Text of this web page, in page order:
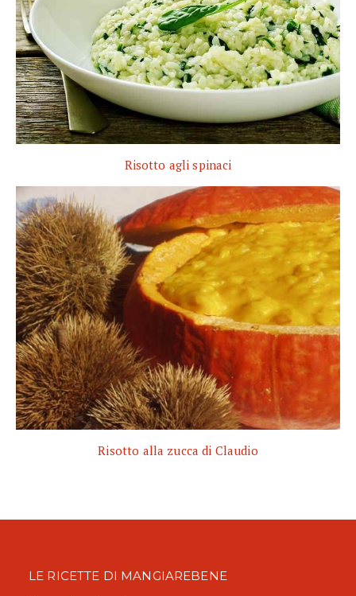
Risotto agli spinaci
Risotto alla zucca di Claudio
LE RICETTE DI MANGIAREBENE